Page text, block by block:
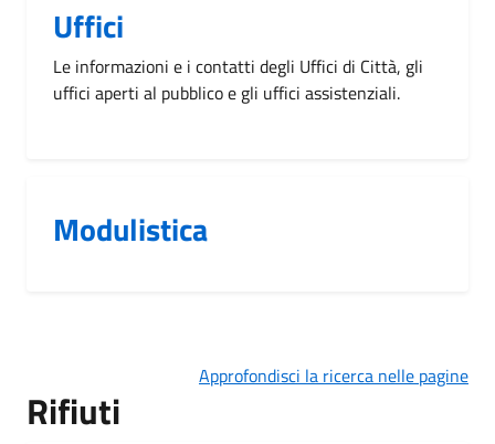
Uffici
Le informazioni e i contatti degli Uffici di Città, gli
uffici aperti al pubblico e gli uffici assistenziali.
Modulistica
Approfondisci la ricerca nelle pagine
Rifiuti